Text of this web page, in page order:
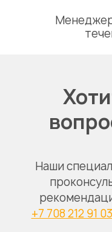
Наши
+7 708 212 91 03